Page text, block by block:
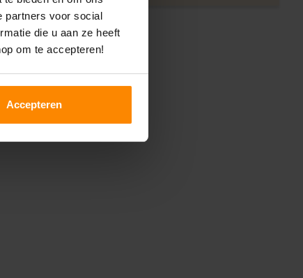
partners voor social
die u aan ze heeft
om te accepteren!
Accepteren